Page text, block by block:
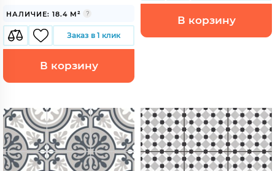
НАЛИЧИЕ: 18.4 М²
Заказ в 1 клик
В корзину
В корзину